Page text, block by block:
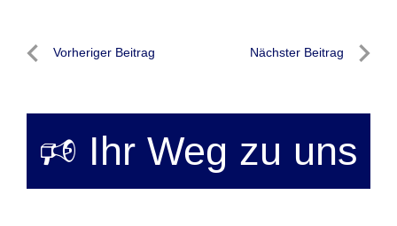
Beitragsnavigation
Vorheriger Beitrag Nächster Beitrag
🕫 Ihr Weg zu uns